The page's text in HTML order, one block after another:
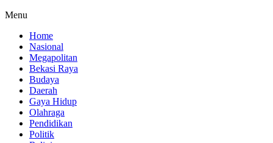
Menu
Home
Nasional
Megapolitan
Bekasi Raya
Budaya
Daerah
Gaya Hidup
Olahraga
Pendidikan
Politik